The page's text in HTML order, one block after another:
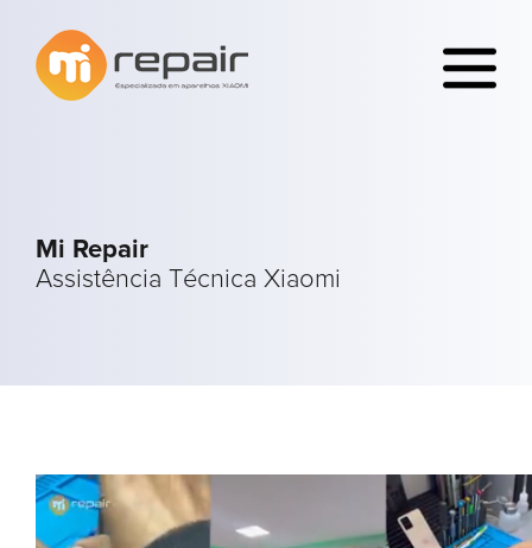
Mi Repair
Assistência Técnica Xiaomi